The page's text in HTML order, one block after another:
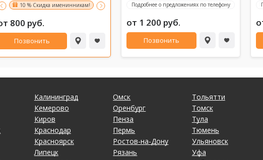
Сутки напролет - для двоих 5500 рублей ! СКИДКА 25% Скидка в будние дни на сутки 4000
10 % Скидка именинникам! Счастливые часы 10%
800 руб.
Позвонить
Подробнее о предложениях по телефону
от 1 200 руб.
Позвонить
Калининград
Кемерово
Киров
Краснодар
Красноярск
Липецк
Омск
Оренбург
Пенза
Пермь
Ростов-на-Дону
Рязань
Тольятти
Томск
Тула
Тюмень
Ульяновск
Уфа